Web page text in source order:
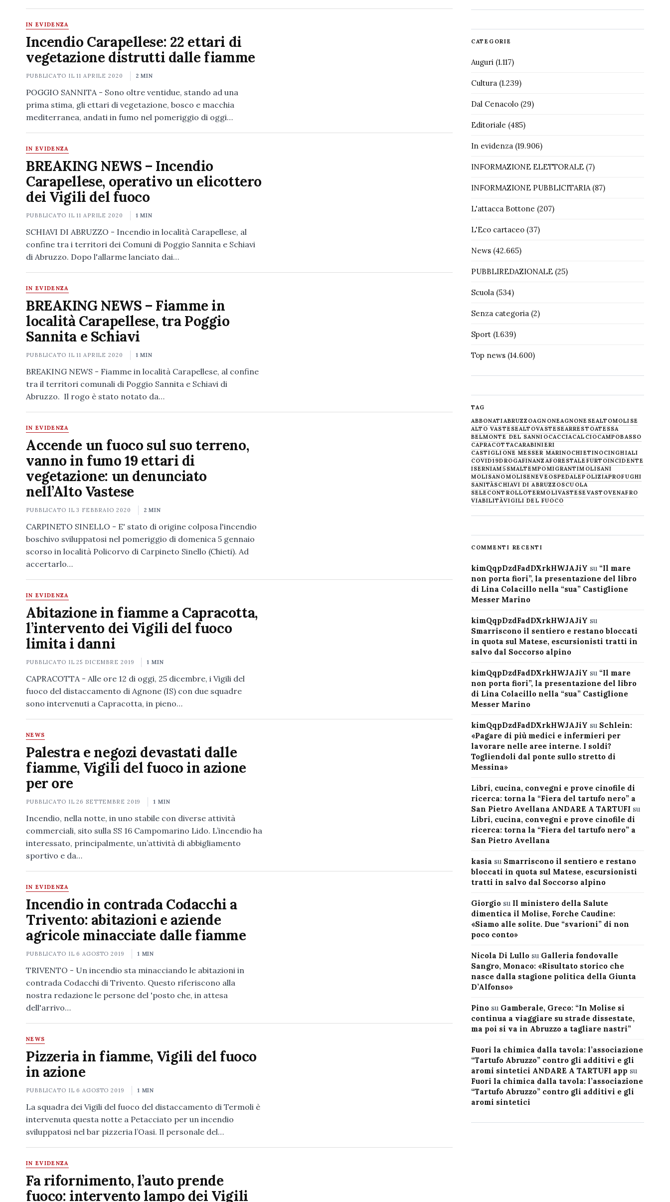
IN EVIDENZA
Incendio Carapellese: 22 ettari di
vegetazione distrutti dalle fiamme
PUBBLICATO IL11 APRILE 2020 2 MIN
POGGIO SANNITA - Sono oltre ventidue, stando ad una
prima stima, gli ettari di vegetazione, bosco e macchia
mediterranea, andati in fumo nel pomeriggio di oggi…
IN EVIDENZA
BREAKING NEWS – Incendio
Carapellese, operativo un elicottero
dei Vigili del fuoco
PUBBLICATO IL11 APRILE 2020 1 MIN
SCHIAVI DI ABRUZZO - Incendio in località Carapellese, al
confine tra i territori dei Comuni di Poggio Sannita e Schiavi
di Abruzzo. Dopo l'allarme lanciato dai…
IN EVIDENZA
BREAKING NEWS – Fiamme in
località Carapellese, tra Poggio
Sannita e Schiavi
PUBBLICATO IL11 APRILE 2020 1 MIN
BREAKING NEWS - Fiamme in località Carapellese, al confine
tra il territori comunali di Poggio Sannita e Schiavi di
Abruzzo. Il rogo è stato notato da…
IN EVIDENZA
Accende un fuoco sul suo terreno,
vanno in fumo 19 ettari di
vegetazione: un denunciato
nell’Alto Vastese
PUBBLICATO IL3 FEBBRAIO 2020 2 MIN
CARPINETO SINELLO - E' stato di origine colposa l'incendio
boschivo sviluppatosi nel pomeriggio di domenica 5 gennaio
scorso in località Policorvo di Carpineto Sinello (Chieti). Ad
accertarlo…
IN EVIDENZA
Abitazione in fiamme a Capracotta,
l’intervento dei Vigili del fuoco
limita i danni
PUBBLICATO IL25 DICEMBRE 2019 1 MIN
CAPRACOTTA - Alle ore 12 di oggi, 25 dicembre, i Vigili del
fuoco del distaccamento di Agnone (IS) con due squadre
sono intervenuti a Capracotta, in pieno…
NEWS
Palestra e negozi devastati dalle
fiamme, Vigili del fuoco in azione
per ore
PUBBLICATO IL26 SETTEMBRE 2019 1 MIN
Incendio, nella notte, in uno stabile con diverse attività
commerciali, sito sulla SS 16 Campomarino Lido. L’incendio ha
interessato, principalmente, un’attività di abbigliamento
sportivo e da…
IN EVIDENZA
Incendio in contrada Codacchi a
Trivento: abitazioni e aziende
agricole minacciate dalle fiamme
PUBBLICATO IL 6 AGOSTO 2019 1 MIN
TRIVENTO - Un incendio sta minacciando le abitazioni in
contrada Codacchi di Trivento. Questo riferiscono alla
nostra redazione le persone del 'posto che, in attesa
dell'arrivo…
NEWS
Pizzeria in fiamme, Vigili del fuoco
in azione
PUBBLICATO IL 6 AGOSTO 2019 1 MIN
La squadra dei Vigili del fuoco del distaccamento di Termoli è
intervenuta questa notte a Petacciato per un incendio
sviluppatosi nel bar pizzeria l’Oasi. Il personale del…
IN EVIDENZA
Fa rifornimento, l’auto prende
fuoco: intervento lampo dei Vigili
CATEGORIE
Auguri(1.117)
Cultura(1.239)
Dal Cenacolo(29)
Editoriale (485)
In evidenza(19.906)
INFORMAZIONE ELETTORALE(7)
INFORMAZIONE PUBBLICITARIA(87)
L'attacca Bottone (207)
L'Eco cartaceo(37)
News(42.665)
PUBBLIREDAZIONALE(25)
Scuola(534)
Senza categoria(2)
Sport(1.639)
Top news(14.600)
TAG
ABBONATIABRUZZOAGNONEAGNONESEALTOMOLISE
ALTO VASTESEALTOVASTESEARRESTOATESSA
BELMONTE DEL SANNIOCACCIACALCIOCAMPOBASSO
CAPRACOTTACARABINIERI
CASTIGLIONE MESSER MARINOCHIETINOCINGHIALI
COVID19DROGAFINANZAFORESTALE FURTOINCIDENTE
ISERNIAM5SMALTEMPOMIGRANTIMOLISANI
MOLISANOMOLISENEVE OSPEDALEPOLIZIAPROFUGHI
SANITÀSCHIAVI DI ABRUZZOSCUOLA
SELECONTROLLOTERMOLIVASTESE VASTOVENAFRO
VIABILITÀVIGILI DEL FUOCO
COMMENTI RECENTI
kimQqpDzdFadDXrkHWJAJiY su “Il mare
non porta fiori”, la presentazione del libro
di Lina Colacillo nella “sua” Castiglione
Messer Marino
kimQqpDzdFadDXrkHWJAJiY su
Smarriscono il sentiero e restano bloccati
in quota sul Matese, escursionisti tratti in
salvo dal Soccorso alpino
kimQqpDzdFadDXrkHWJAJiY su “Il mare
non porta fiori”, la presentazione del libro
di Lina Colacillo nella “sua” Castiglione
Messer Marino
kimQqpDzdFadDXrkHWJAJiY su Schlein:
«Pagare di più medici e infermieri per
lavorare nelle aree interne. I soldi?
Togliendoli dal ponte sullo stretto di
Messina»
Libri, cucina, convegni e prove cinofile di
ricerca: torna la “Fiera del tartufo nero” a
San Pietro Avellana ANDARE A TARTUFI su
Libri, cucina, convegni e prove cinofile di
ricerca: torna la “Fiera del tartufo nero” a
San Pietro Avellana
kasia su Smarriscono il sentiero e restano
bloccati in quota sul Matese, escursionisti
tratti in salvo dal Soccorso alpino
Giorgiosu Il ministero della Salute
dimentica il Molise, Forche Caudine:
«Siamo alle solite. Due “svarioni” di non
poco conto»
Nicola Di Lullosu Galleria fondovalle
Sangro, Monaco: «Risultato storico che
nasce dalla stagione politica della Giunta
D’Alfonso»
Pinosu Gamberale, Greco: “In Molise si
continua a viaggiare su strade dissestate,
ma poi si va in Abruzzo a tagliare nastri”
Fuori la chimica dalla tavola: l’associazione
“Tartufo Abruzzo” contro gli additivi e gli
aromi sintetici ANDARE A TARTUFI app su
Fuori la chimica dalla tavola: l’associazione
“Tartufo Abruzzo” contro gli additivi e gli
aromi sintetici